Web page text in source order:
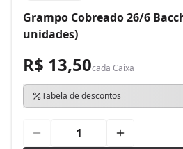
Grampo Cobreado 26/6
unidades)
R$ 13,50cada Caixa
Tabela de descontos